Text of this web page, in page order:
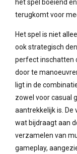
het spel boeiend
terugkomt voor
Het spel is niet
ook strategisch
perfect inschatten
door te
ligt in de
zowel voor casual
aantrekkelijk is. De
wat bijdraagt aan
verzamelen van
gameplay,